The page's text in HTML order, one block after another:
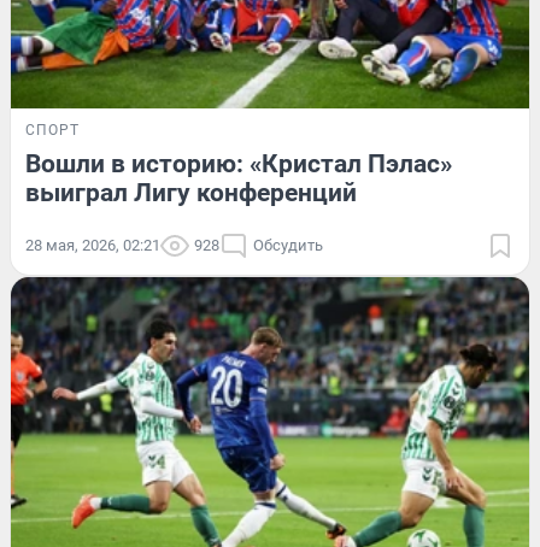
СПОРТ
Вошли в историю: «Кристал Пэлас»
выиграл Лигу конференций
28 мая, 2026, 02:21 928 Обсудить